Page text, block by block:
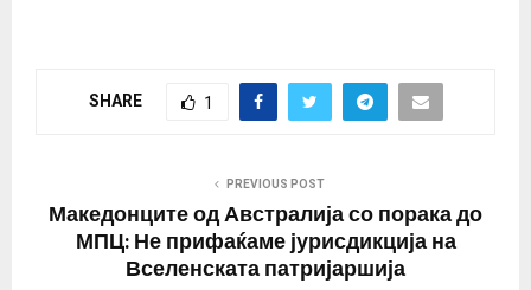
соопшти дека
приближиле до
Западниот ѕид, каде
SHARE 1
PREVIOUS POST
Македонците од Австралија со порака до
МПЦ: Не прифаќаме јурисдикција на
Вселенската патријаршија